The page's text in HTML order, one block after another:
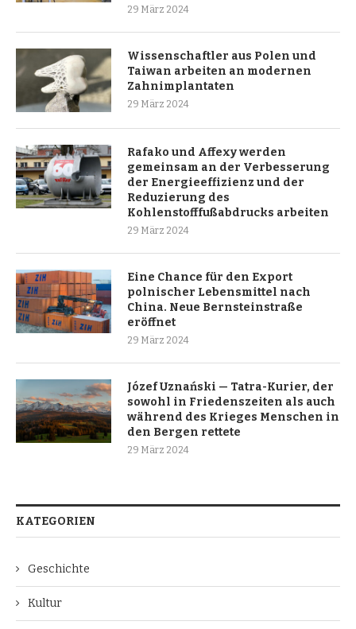
29 März 2024
Wissenschaftler aus Polen und
Taiwan arbeiten an modernen
Zahnimplantaten
29 März 2024
Rafako und Affexy werden
gemeinsam an der Verbesserung
der Energieeffizienz und der
Reduzierung des
Kohlenstofffußabdrucks arbeiten
29 März 2024
Eine Chance für den Export
polnischer Lebensmittel nach
China. Neue Bernsteinstraße
eröffnet
29 März 2024
Józef Uznański — Tatra-Kurier, der
sowohl in Friedenszeiten als auch
während des Krieges Menschen in
den Bergen rettete
29 März 2024
KATEGORIEN
Geschichte
Kultur